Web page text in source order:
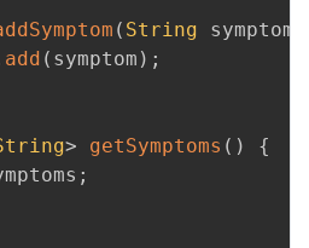
( String symptom
add ( symptom ) ;
> getSymptoms ( )
{
;